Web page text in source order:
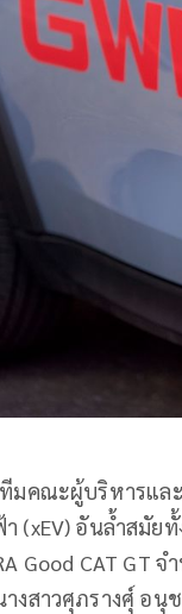
ทีมคณะผู้บริหารแ
อันล้ำสมัยทั้
Good CAT
งสาวศุภรางศุ์ อนุ